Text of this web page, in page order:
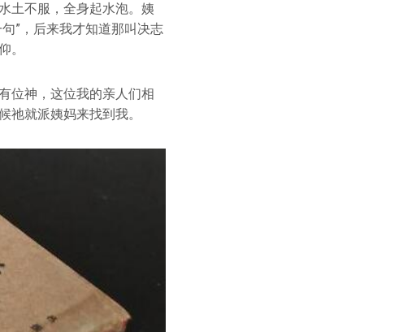
土不服，全身起水泡。姨
”，后来我才知道那叫决志
。
位神，这位我的亲人们相
就派姨妈来找到我。